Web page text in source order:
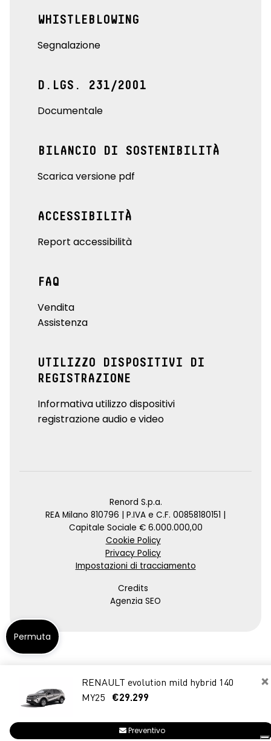
×
RENAULT evolution mild hybrid 140
MY25
€29.299
Preventivo
WHISTLEBLOWING
Segnalazione
D.LGS. 231/2001
Documentale
BILANCIO DI SOSTENIBILITÀ
Scarica versione pdf
ACCESSIBILITÀ
Report accessibilità
FAQ
Vendita
Assistenza
UTILIZZO DISPOSITIVI DI
REGISTRAZIONE
Informativa utilizzo dispositivi
registrazione audio e video
Renord S.p.a.
REA Milano 810796 | P.IVA e C.F. 00858180151 |
Capitale Sociale € 6.000.000,00
Cookie Policy
Privacy Policy
Impostazioni di tracciamento
Credits
Agenzia SEO
Permuta